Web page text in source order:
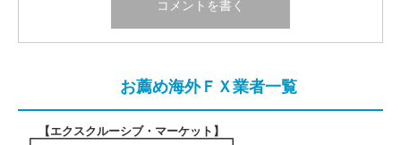
お薦め海外ＦＸ業者一覧
【エクスクルーシブ・マーケット 】